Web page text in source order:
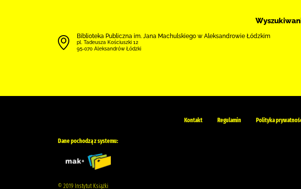
Biblioteka Publiczna im. Jana Machulskiego w Aleksandrowie Łódzkim
pl. Tadeusza Kościuszki 12
95-070 Aleksandrów Łódzki
Kontakt Regulamin Polityka
Dane pochodzą z systemu:
© 2019 Instytut Książki